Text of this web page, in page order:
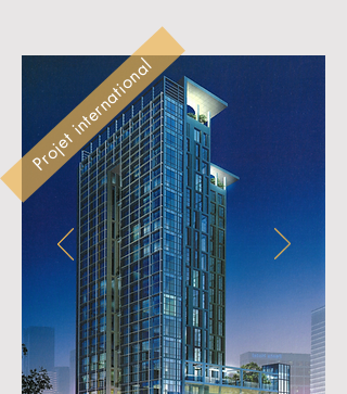
Projet international